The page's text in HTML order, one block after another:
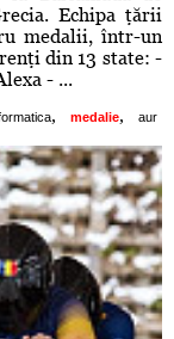
Echipa ţării
medalii, într-un
din 13 state: -
- ...
, medalie, aur